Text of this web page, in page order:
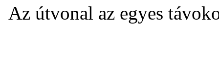
Az útvonal az egyes